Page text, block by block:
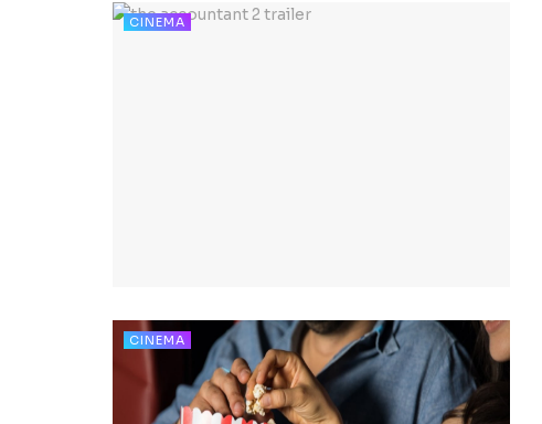
CINEMA
CINEMA